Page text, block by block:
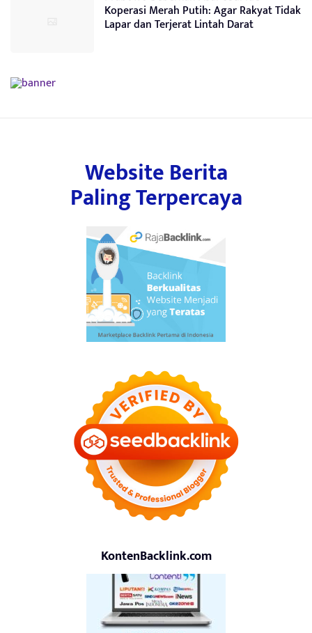
Koperasi Merah Putih: Agar Rakyat Tidak
Lapar dan Terjerat Lintah Darat
Website Berita
Paling Terpercaya
KontenBacklink.com